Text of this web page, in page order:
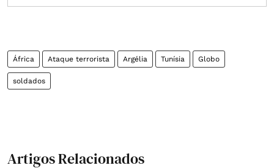
África Ataque terrorista Argélia Tunísia Globo
soldados
Artigos Relacionados